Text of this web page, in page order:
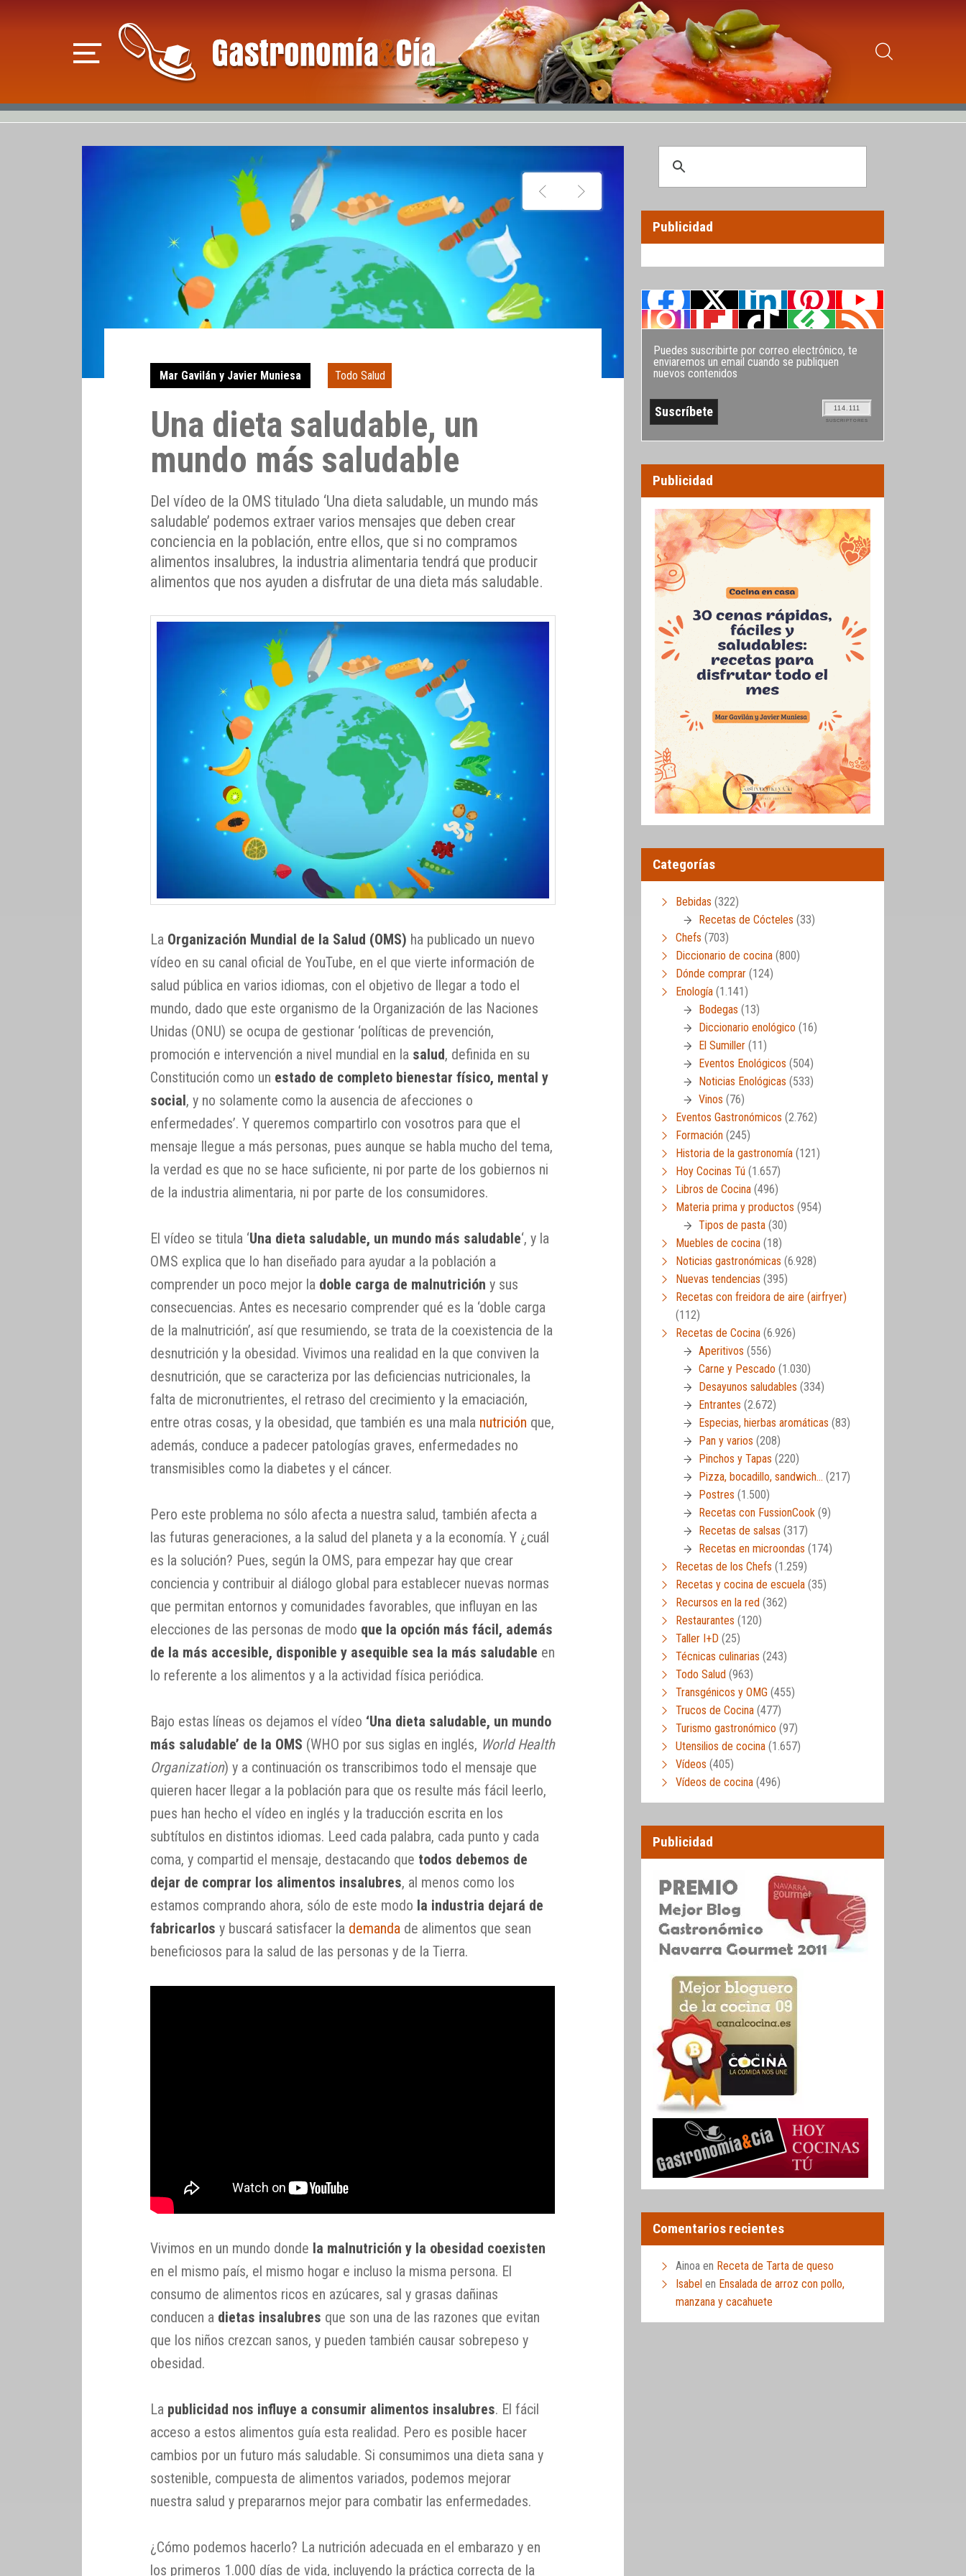
Mar Gavilán y Javier Muniesa Todo Salud
Una dieta saludable, un
mundo más saludable
Del vídeo de la OMS titulado ‘Una dieta saludable, un mundo más
saludable’ podemos extraer varios mensajes que deben crear
conciencia en la población, entre ellos, que si no compramos
alimentos insalubres, la industria alimentaria tendrá que producir
alimentos que nos ayuden a disfrutar de una dieta más saludable.
La Organización Mundial de la Salud (OMS) ha publicado un nuevo
vídeo en su canal oficial de YouTube, en el que vierte información de
salud pública en varios idiomas, con el objetivo de llegar a todo el
mundo, dado que este organismo de la Organización de las Naciones
Unidas (ONU) se ocupa de gestionar ‘políticas de prevención,
promoción e intervención a nivel mundial en la salud, definida en su
Constitución como un estado de completo bienestar físico, mental y
social, y no solamente como la ausencia de afecciones o
enfermedades’. Y queremos compartirlo con vosotros para que el
mensaje llegue a más personas, pues aunque se habla mucho del tema,
la verdad es que no se hace suficiente, ni por parte de los gobiernos ni
de la industria alimentaria, ni por parte de los consumidores.
El vídeo se titula ‘Una dieta saludable, un mundo más saludable‘, y la
OMS explica que lo han diseñado para ayudar a la población a
comprender un poco mejor la doble carga de malnutrición y sus
consecuencias. Antes es necesario comprender qué es la ‘doble carga
de la malnutrición’, así que resumiendo, se trata de la coexistencia de la
desnutrición y la obesidad. Vivimos una realidad en la que conviven la
desnutrición, que se caracteriza por las deficiencias nutricionales, la
falta de micronutrientes, el retraso del crecimiento y la emaciación,
entre otras cosas, y la obesidad, que también es una mala nutrición que,
además, conduce a padecer patologías graves, enfermedades no
transmisibles como la diabetes y el cáncer.
Pero este problema no sólo afecta a nuestra salud, también afecta a
las futuras generaciones, a la salud del planeta y a la economía. Y ¿cuál
es la solución? Pues, según la OMS, para empezar hay que crear
conciencia y contribuir al diálogo global para establecer nuevas normas
que permitan entornos y comunidades favorables, que influyan en las
elecciones de las personas de modo que la opción más fácil, además
de la más accesible, disponible y asequible sea la más saludable en
lo referente a los alimentos y a la actividad física periódica.
Bajo estas líneas os dejamos el vídeo ‘Una dieta saludable, un mundo
más saludable’ de la OMS (WHO por sus siglas en inglés, World Health
Organization) y a continuación os transcribimos todo el mensaje que
quieren hacer llegar a la población para que os resulte más fácil leerlo,
pues han hecho el vídeo en inglés y la traducción escrita en los
subtítulos en distintos idiomas. Leed cada palabra, cada punto y cada
coma, y compartid el mensaje, destacando que todos debemos de
dejar de comprar los alimentos insalubres, al menos como los
estamos comprando ahora, sólo de este modo la industria dejará de
fabricarlos y buscará satisfacer la demanda de alimentos que sean
beneficiosos para la salud de las personas y de la Tierra.
Vivimos en un mundo donde la malnutrición y la obesidad coexisten
en el mismo país, el mismo hogar e incluso la misma persona. El
consumo de alimentos ricos en azúcares, sal y grasas dañinas
conducen a dietas insalubres que son una de las razones que evitan
que los niños crezcan sanos, y pueden también causar sobrepeso y
obesidad.
La publicidad nos influye a consumir alimentos insalubres. El fácil
acceso a estos alimentos guía esta realidad. Pero es posible hacer
cambios por un futuro más saludable. Si consumimos una dieta sana y
sostenible, compuesta de alimentos variados, podemos mejorar
nuestra salud y prepararnos mejor para combatir las enfermedades.
¿Cómo podemos hacerlo? La nutrición adecuada en el embarazo y en
los primeros 1.000 días de vida, incluyendo la práctica correcta de la
Publicidad
Puedes suscribirte por correo electrónico, te
enviaremos un email cuando se publiquen
nuevos contenidos
114.111
SUSCRIPTORES
Publicidad
Categorías
Bebidas (322)
Recetas de Cócteles (33)
Chefs (703)
Diccionario de cocina (800)
Dónde comprar (124)
Enología (1.141)
Bodegas (13)
Diccionario enológico (16)
El Sumiller (11)
Eventos Enológicos (504)
Noticias Enológicas (533)
Vinos (76)
Eventos Gastronómicos (2.762)
Formación (245)
Historia de la gastronomía (121)
Hoy Cocinas Tú (1.657)
Libros de Cocina (496)
Materia prima y productos (954)
Tipos de pasta (30)
Muebles de cocina (18)
Noticias gastronómicas (6.928)
Nuevas tendencias (395)
Recetas con freidora de aire (airfryer)
(112)
Recetas de Cocina (6.926)
Aperitivos (556)
Carne y Pescado (1.030)
Desayunos saludables (334)
Entrantes (2.672)
Especias, hierbas aromáticas (83)
Pan y varios (208)
Pinchos y Tapas (220)
Pizza, bocadillo, sandwich… (217)
Postres (1.500)
Recetas con FussionCook (9)
Recetas de salsas (317)
Recetas en microondas (174)
Recetas de los Chefs (1.259)
Recetas y cocina de escuela (35)
Recursos en la red (362)
Restaurantes (120)
Taller I+D (25)
Técnicas culinarias (243)
Todo Salud (963)
Transgénicos y OMG (455)
Trucos de Cocina (477)
Turismo gastronómico (97)
Utensilios de cocina (1.657)
Vídeos (405)
Vídeos de cocina (496)
Publicidad
Comentarios recientes
Ainoa en Receta de Tarta de queso
Isabel en Ensalada de arroz con pollo,
manzana y cacahuete